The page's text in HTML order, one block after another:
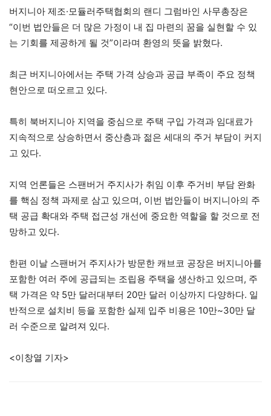
버지니아 제조·모듈러주택협회의 랜디 그럼바인 사무총장은
“이번 법안들은 더 많은 가정이 내 집 마련의 꿈을 실현할 수 있
는 기회를 제공하게 될 것”이라며 환영의 뜻을 밝혔다.
최근 버지니아에서는 주택 가격 상승과 공급 부족이 주요 정책
현안으로 떠오르고 있다.
특히 북버지니아 지역을 중심으로 주택 구입 가격과 임대료가
지속적으로 상승하면서 중산층과 젊은 세대의 주거 부담이 커지
고 있다.
지역 언론들은 스팬버거 주지사가 취임 이후 주거비 부담 완화
를 핵심 정책 과제로 삼고 있으며, 이번 법안들이 버지니아의 주
택 공급 확대와 주택 접근성 개선에 중요한 역할을 할 것으로 전
망하고 있다.
한편 이날 스팬버거 주지사가 방문한 캐브코 공장은 버지니아를
포함한 여러 주에 공급되는 조립용 주택을 생산하고 있으며, 주
택 가격은 약 5만 달러대부터 20만 달러 이상까지 다양하다. 일
반적으로 설치비 등을 포함한 실제 입주 비용은 10만~30만 달
러 수준으로 알려져 있다.
<이창열 기자>